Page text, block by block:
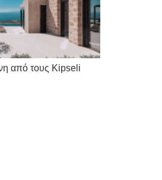
από τους Kipseli